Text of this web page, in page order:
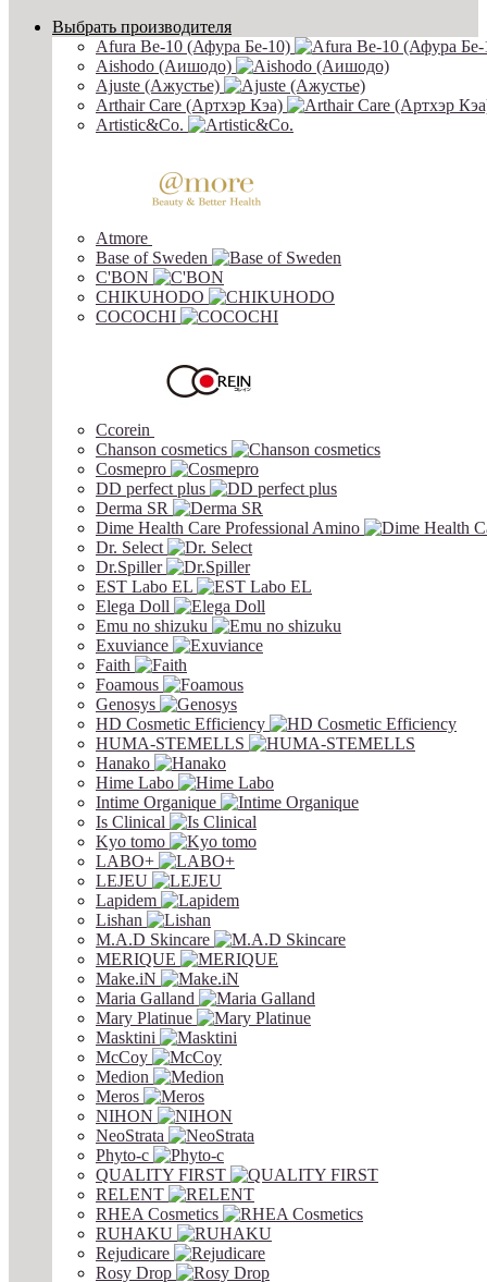
Выбрать производителя
Afura Be-10 (Афура Бе-10)
Aishodo (Аишодо)
Ajuste (Ажустье)
Arthair Care (Артхэр Кэа)
Artistic&Co.
Atmore
Base of Sweden
C'BON
CHIKUHODO
COCOCHI
Ccorein
Chanson cosmetics
Cosmepro
DD perfect plus
Derma SR
Dime Health Care Professional Amino
Dr. Select
Dr.Spiller
EST Labo EL
Elega Doll
Emu no shizuku
Exuviance
Faith
Foamous
Genosys
HD Cosmetic Efficiency
HUMA-STEMELLS
Hanako
Hime Labo
Intime Organique
Is Clinical
Kyo tomo
LABO+
LEJEU
Lapidem
Lishan
M.A.D Skincare
MERIQUE
Make.iN
Maria Galland
Mary Platinue
Masktini
McCoy
Medion
Meros
NIHON
NeoStrata
Phyto-c
QUALITY FIRST
RELENT
RHEA Cosmetics
RUHAKU
Rejudicare
Rosy Drop